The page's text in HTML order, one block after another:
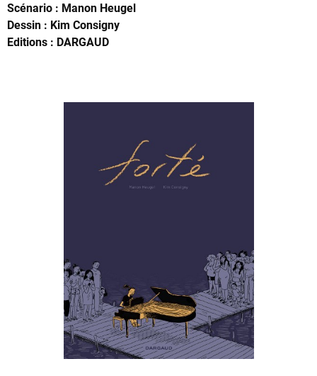
Scénario : Manon Heugel
Dessin : Kim Consigny
Editions : DARGAUD